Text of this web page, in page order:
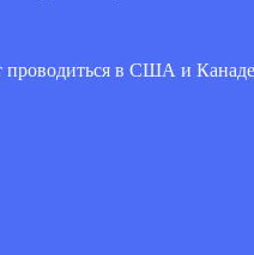
проводиться в США и